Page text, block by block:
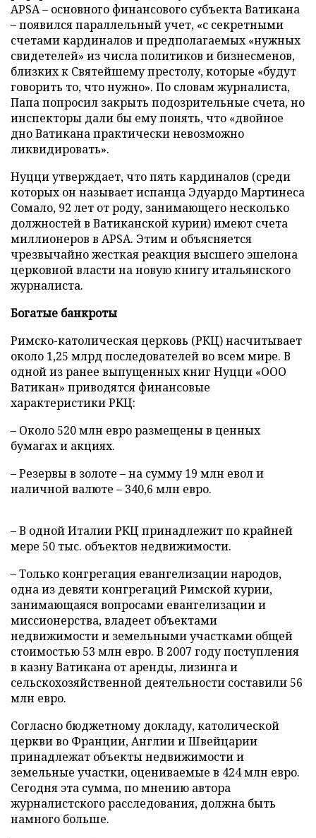
APSA – основного финансового субъекта Ватикана
– появился параллельный учет, «с секретными
счетами кардиналов и предполагаемых «нужных
свидетелей» из числа политиков и бизнесменов,
близких к Святейшему престолу, которые «будут
говорить то, что нужно». По словам журналиста,
Папа попросил закрыть подозрительные счета, но
инспекторы дали бы ему понять, что «двойное
дно Ватикана практически невозможно
ликвидировать».
Нуцци утверждает, что пять кардиналов (среди
которых он называет испанца Эдуардо Мартинеса
Сомало, 92 лет от роду, занимающего несколько
должностей в Ватиканской курии) имеют счета
миллионеров в APSA. Этим и объясняется
чрезвычайно жесткая реакция высшего эшелона
церковной власти на новую книгу итальянского
журналиста.
Богатые банкроты
Римско-католическая церковь (РКЦ) насчитывает
около 1,25 млрд последователей во всем мире. В
одной из ранее выпущенных книг Нуцци «ООО
Ватикан» приводятся финансовые
характеристики РКЦ:
– Около 520 млн евро размещены в ценных
бумагах и акциях.
– Резервы в золоте – на сумму 19 млн евол и
наличной валюте – 340,6 млн евро.
– В одной Италии РКЦ принадлежит по крайней
мере 50 тыс. объектов недвижимости.
– Только конгрегация евангелизации народов,
одна из девяти конгрегаций Римской курии,
занимающаяся вопросами евангелизации и
миссионерства, владеет объектами
недвижимости и земельными участками общей
стоимостью 53 млн евро. В 2007 году поступления
в казну Ватикана от аренды, лизинга и
сельскохозяйственной деятельности составили 56
млн евро.
Согласно бюджетному докладу, католической
церкви во Франции, Англии и Швейцарии
принадлежат объекты недвижимости и
земельные участки, оцениваемые в 424 млн евро.
Сегодня эта сумма, по мнению автора
журналистского расследования, должна быть
намного больше.